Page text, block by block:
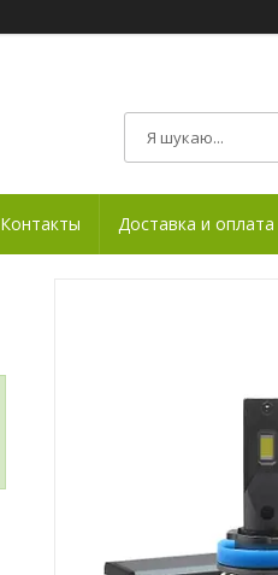
Контакты Доставка и оплата